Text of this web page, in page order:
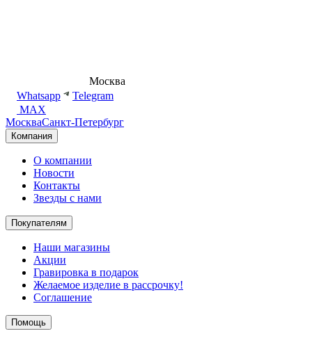
Москва
Whatsapp
Telegram
MAX
МоскваСанкт-Петербург
Компания
О компании
Новости
Контакты
Звезды с нами
Покупателям
Наши магазины
Акции
Гравировка в подарок
Желаемое изделие в рассрочку!
Соглашение
Помощь